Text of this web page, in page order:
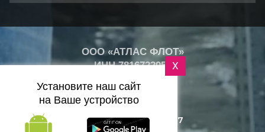
ООО «АТЛАС ФЛОТ»
ИНН7816722959
+26
°
C
+7 (812) 418-25-77
X
Установите наш сайт
на Ваше устройство